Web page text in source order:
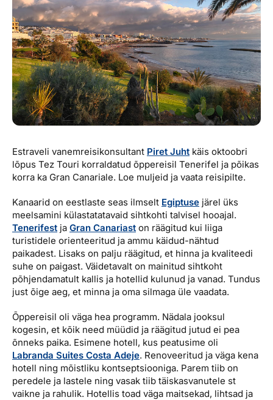
Reisitarvete e-pood
Airalo eSIM
Reisija meelespea
Kuldkaart
Platinum Club
Püsisoodustused
Boonuspunktid
Meist
Ettevõttest, kontaktid, reisikonsultandi teenus, tule
tööle, uudised...
Ettevõttest
Kontaktid
Reisikonsultandi teenus
Uudised
Estraveli vanemreisikonsultant Piret Juht käis oktoobri
lõpus Tez Touri korraldatud õppereisil Tenerifel ja põikas
korra ka Gran Canariale. Loe muljeid ja vaata reisipilte.
Kanaarid on eestlaste seas ilmselt Egiptuse järel üks
meelsamini külastatatavaid sihtkohti talvisel hooajal.
Tenerifest ja Gran Canariast on räägitud kui liiga
turistidele orienteeritud ja ammu käidud-nähtud
paikadest. Lisaks on palju räägitud, et hinna ja kvaliteedi
suhe on paigast. Väidetavalt on mainitud sihtkoht
põhjendamatult kallis ja hotellid kulunud ja vanad. Tundus
just õige aeg, et minna ja oma silmaga üle vaadata.
Õppereisil oli väga hea programm. Nädala jooksul
kogesin, et kõik need müüdid ja räägitud jutud ei pea
õnneks paika. Esimene hotell, kus peatusime oli
Labranda Suites Costa Adeje. Renoveeritud ja väga kena
hotell ning mõistliku kontseptsiooniga. Parem tiib on
peredele ja lastele ning vasak tiib täiskasvanutele st
vaikne ja rahulik. Hotellis toad väga maitsekad, lihtsad ja